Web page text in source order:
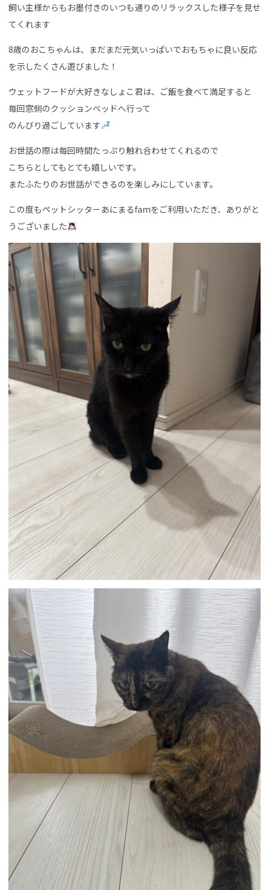
飼い主様からもお墨付きのいつも通りのリラックスした様子を見せ
てくれます
8歳のおこちゃんは、まだまだ元気いっぱいでおもちゃに良い反応
を示したくさん遊びました！
ウェットフードが大好きなしょこ君は、ご飯を食べて満足すると
毎回窓側のクッションベッドへ行って
のんびり過ごしています
お世話の際は毎回時間たっぷり触れ合わせてくれるので
こちらとしてもとても嬉しいです。
またふたりのお世話ができるのを楽しみにしています。
この度もペットシッターあにまるfamをご利用いただき、ありがと
うございました